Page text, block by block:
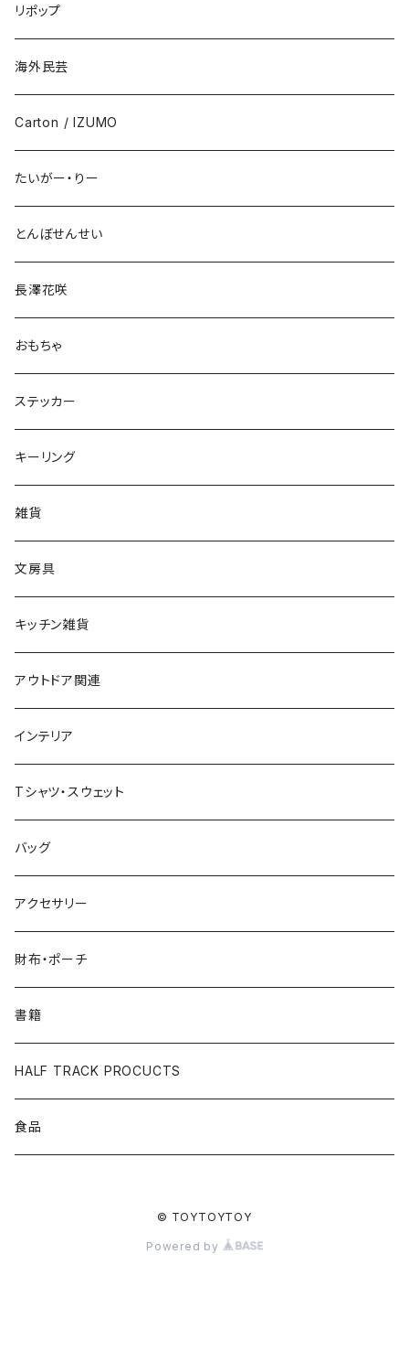
リポップ
海外民芸
Carton / IZUMO
たいがー・りー
とんぼせんせい
長澤花咲
おもちゃ
ステッカー
キーリング
雑貨
文房具
キッチン雑貨
アウトドア関連
インテリア
Tシャツ・スウェット
バッグ
アクセサリー
財布・ポーチ
書籍
HALF TRACK PROCUCTS
食品
© TOYTOYTOY
Powered by